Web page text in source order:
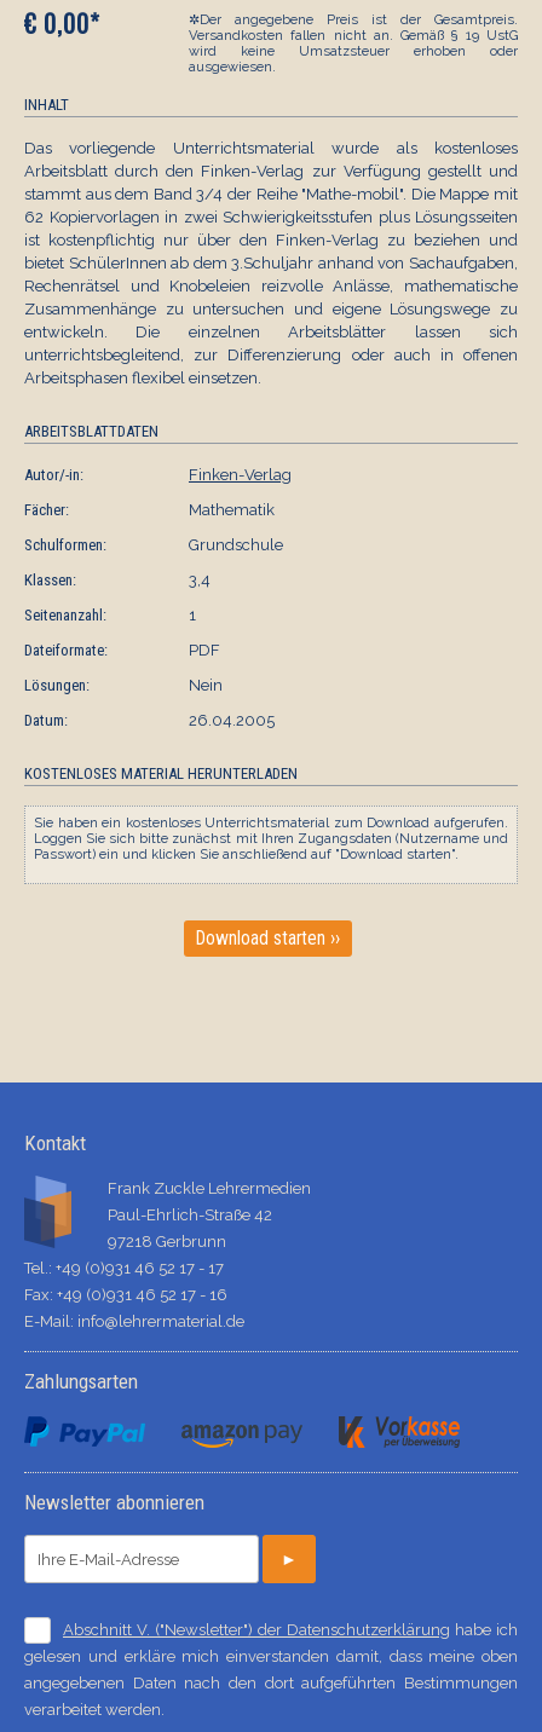
€ 0,00*
✲Der angegebene Preis ist der Gesamtpreis.
Versandkosten fallen nicht an. Gemäß § 19 UstG
wird keine Umsatzsteuer erhoben oder
ausgewiesen.
INHALT
Das vorliegende Unterrichtsmaterial wurde als kostenloses
Arbeitsblatt durch den Finken-Verlag zur Verfügung gestellt und
stammt aus dem Band 3/4 der Reihe "Mathe-mobil". Die Mappe mit
62 Kopiervorlagen in zwei Schwierigkeitsstufen plus Lösungsseiten
ist kostenpflichtig nur über den Finken-Verlag zu beziehen und
bietet SchülerInnen ab dem 3.Schuljahr anhand von Sachaufgaben,
Rechenrätsel und Knobeleien reizvolle Anlässe, mathematische
Zusammenhänge zu untersuchen und eigene Lösungswege zu
entwickeln. Die einzelnen Arbeitsblätter lassen sich
unterrichtsbegleitend, zur Differenzierung oder auch in offenen
Arbeitsphasen flexibel einsetzen.
ARBEITSBLATTDATEN
Autor/-in:
Finken-Verlag
Fächer:
Mathematik
Schulformen:
Grundschule
Klassen:
3,4
Seitenanzahl:
1
Dateiformate:
PDF
Lösungen:
Nein
Datum:
26.04.2005
KOSTENLOSES MATERIAL HERUNTERLADEN
Sie haben ein kostenloses Unterrichtsmaterial zum Download aufgerufen.
Loggen Sie sich bitte zunächst mit Ihren Zugangsdaten (Nutzername und
Passwort) ein und klicken Sie anschließend auf "Download starten".
Download starten ››
Kontakt
Frank Zuckle Lehrermedien
Paul-Ehrlich-Straße 42
97218 Gerbrunn
Tel.: +49 (0)931 46 52 17 - 17
Fax: +49 (0)931 46 52 17 - 16
E-Mail: info@lehrermaterial.de
Zahlungsarten
Newsletter abonnieren
►
Abschnitt V. ("Newsletter") der Datenschutzerklärung habe ich
gelesen und erkläre mich einverstanden damit, dass meine oben
angegebenen Daten nach den dort aufgeführten Bestimmungen
verarbeitet werden.